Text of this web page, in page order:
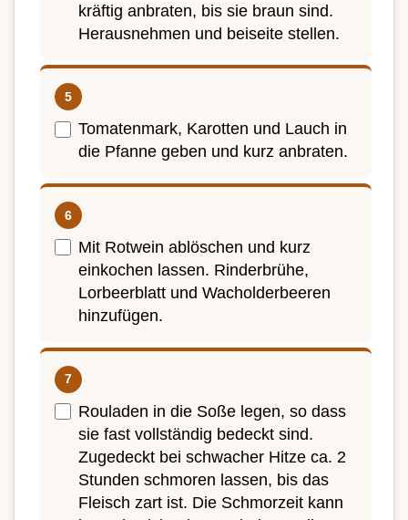
kräftig anbraten, bis sie braun sind.
Herausnehmen und beiseite stellen.
Tomatenmark, Karotten und Lauch in
die Pfanne geben und kurz anbraten.
Mit Rotwein ablöschen und kurz
einkochen lassen. Rinderbrühe,
Lorbeerblatt und Wacholderbeeren
hinzufügen.
Rouladen in die Soße legen, so dass
sie fast vollständig bedeckt sind.
Zugedeckt bei schwacher Hitze ca. 2
Stunden schmoren lassen, bis das
Fleisch zart ist. Die Schmorzeit kann